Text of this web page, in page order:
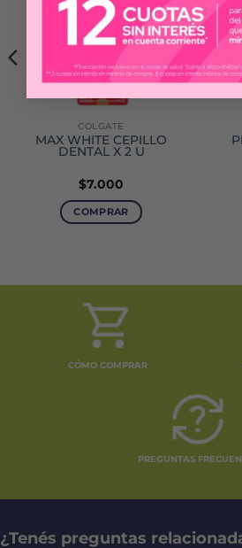
COLGATE
MAX WHITE CEPILLO
DENTAL X 2 U
$7.000
COMPRAR
CÓMO COMPRAR
PREGUNTAS
¿Tenés preguntas